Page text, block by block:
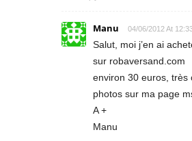
Manu 04/06/2012 At
Salut, moi j’en ai
sur robaversand.com
environ 30 euros, très
photos sur ma page
A +
Manu